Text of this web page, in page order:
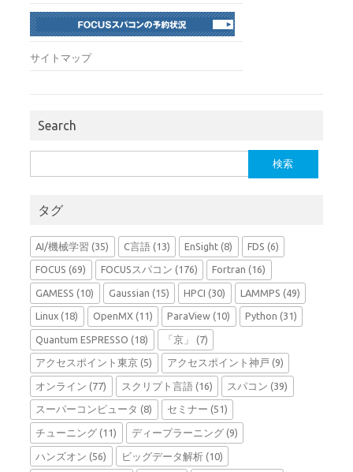
サイトマップ
Search
索:
タグ
AI/機械学習 (35) C言語(13) EnSight (8) FDS (6)
FOCUS (69) FOCUSスパコン (176) Fortran (16)
GAMESS (10) Gaussian (15) HPCI (30) LAMMPS (49)
Linux (18) OpenMX(11) ParaView (10) Python (31)
Quantum ESPRESSO (18) 「京」 (7)
アクセスポイント東京 (5) アクセスポイント神戸 (9)
オンライン (77) スクリプト言語(16) スパコン (39)
スーパーコンピュータ (8) セミナー (51)
チューニング (11) ディープラーニング(9)
ハンズオン (56) ビッグデータ解析(10)